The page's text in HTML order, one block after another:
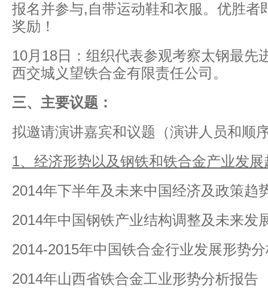
报名并参与,自带运动鞋和衣服。优胜者
奖励！
10月18日：组织代表参观考察太钢最先
西交城义望铁合金有限责任公司。
三、主要议题：
拟邀请演讲嘉宾和议题（演讲人员和顺
1、经济形势以及钢铁和铁合金产业发展
2014年下半年及未来中国经济及政策趋
2014年中国钢铁产业结构调整及未来发
2014-2015年中国铁合金行业发展形势
2014年山西省铁合金工业形势分析报告